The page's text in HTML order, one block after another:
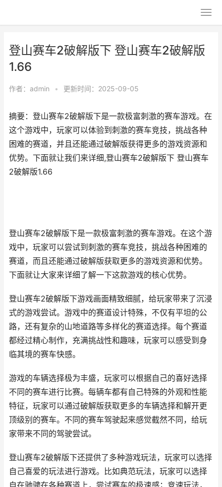
登山赛车2破解版下 登山赛车2破解版
1.66
作者： admin • 更新时间：2025-09-05
摘要：登山赛车2破解版下是一款极富刺激的赛车游戏。在
这个游戏中，玩家可以体验到刺激的赛车竞技，挑战各种
困难的赛道，并且还能通过破解版获得更多的游戏资源和
优势。下面就让我们来详细,登山赛车2破解版下 登山赛车
2破解版1.66
登山赛车2破解版下是一款极富刺激的赛车游戏。在这个游
戏中，玩家可以尝试到刺激的赛车竞技，挑战各种困难的
赛道，而且还能通过破解版获取更多的游戏资源和优势。
下面就让大家来详细了解一下这款游戏的核心优势。
登山赛车2破解版下游戏画面精致细腻，给玩家带来了沉浸
式的游戏尝试。游戏中的赛道设计特殊，不仅有平坦的公
路，还有复杂的山地道路等多样化的赛道选择。每个赛道
都经过精心制作，充满挑战性和趣味，玩家可以感受到身
临其境的赛车快感。
游戏的车辆选择极为丰盛，玩家可以根据自己的喜好选择
不同的赛车进行比赛。每辆车都有自己特殊的外观和性能
特征，玩家可以通过破解版获取更多的车辆选择和解开更
顶级别的赛车。不同的赛车驾驶起来感觉截然不同，给玩
家带来不同的驾驶尝试。
登山赛车2破解版下还提供了多种游戏玩法，玩家可以选择
自己喜爱的玩法进行游戏。比如典范玩法，玩家可以选择